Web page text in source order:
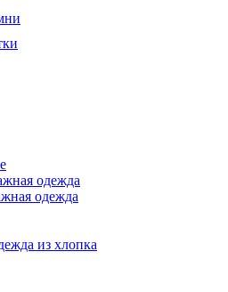
одежда
одежда
из хлопка